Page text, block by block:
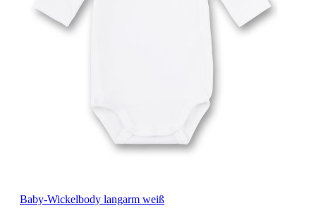
Baby-Wickelbody langarm weiß